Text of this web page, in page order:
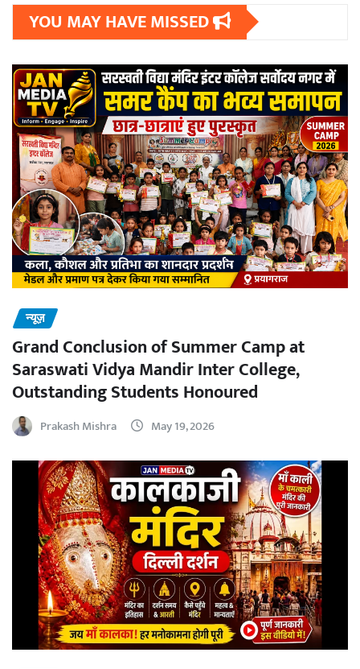
YOU MAY HAVE MISSED
न्यूज़
Grand Conclusion of Summer Camp at
Saraswati Vidya Mandir Inter College,
Outstanding Students Honoured
Prakash Mishra May 19, 2026